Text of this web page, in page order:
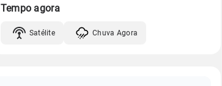
Tempo agora
Satélite Chuva Agora